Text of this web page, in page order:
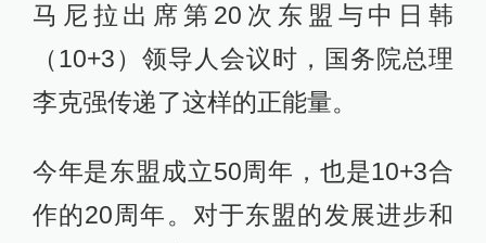
马尼拉出席第20次东盟与中日韩
（10+3）领导人会议时，国务院总理
李克强传递了这样的正能量。
今年是东盟成立50周年，也是10+3合
作的20周年。对于东盟的发展进步和